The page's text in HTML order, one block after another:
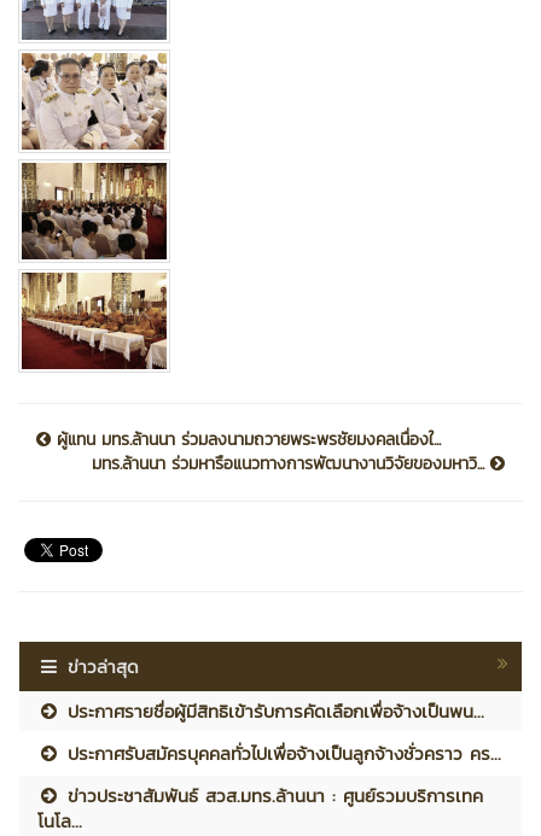
ผู้แทน มทร.ล้านนา ร่วมลงนามถวายพระพรชัยมงคลเนื่องใ...
มทร.ล้านนา ร่วมหารือแนวทางการพัฒนางานวิจัยของมหาวิ...
ข่าวล่าสุด
ประกาศรายชื่อผู้มีสิทธิเข้ารับการคัดเลือกเพื่อจ้างเป็นพน...
ประกาศรับสมัครบุคคลทั่วไปเพื่อจ้างเป็นลูกจ้างชั่วคราว คร...
ข่าวประชาสัมพันธ์ สวส.มทร.ล้านนา : ศูนย์รวมบริการเทค
โนโล...